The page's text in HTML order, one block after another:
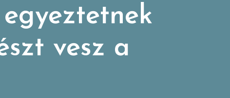
vesz a